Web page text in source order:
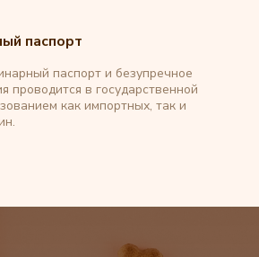
паспорт
паспорт и безупречное
проводится в государственной
как импортных, так и